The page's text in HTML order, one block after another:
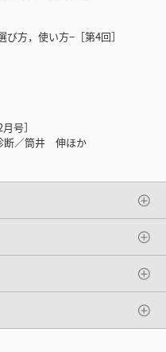
方，使い方−［第4回］
月号］
断／筒井 伸ほか